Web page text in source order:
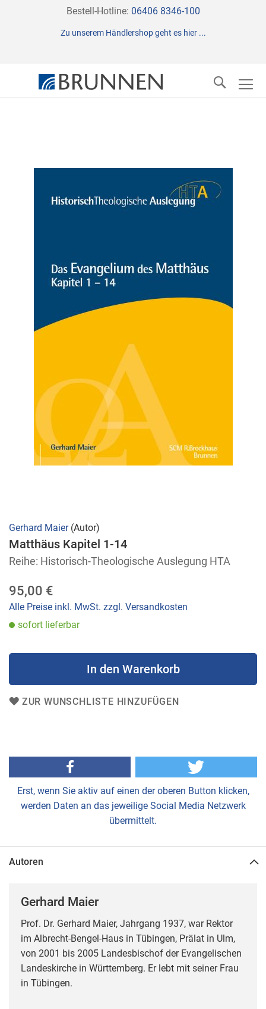
Direkt
Inhalt
Bestell-Hotline: 06406 8346-100
Zu unserem Händlershop geht es hier ...
Suche
Gerhard Maier(Autor)
Matthäus Kapitel 1-14
Reihe: Historisch-Theologische Auslegung HTA
95,00 €
Alle Preise inkl. MwSt. zzgl. Versandkosten
sofort lieferbar
In den Warenkorb
ZUR WUNSCHLISTE HINZUFÜGEN
Erst, wenn Sie aktiv auf einen der oberen Button klicken,
werden Daten an das jeweilige Social Media Netzwerk
übermittelt.
Autoren
Gerhard Maier
Prof. Dr. Gerhard Maier, Jahrgang 1937, war Rektor
im Albrecht-Bengel-Haus in Tübingen, Prälat in Ulm,
von 2001 bis 2005 Landesbischof der Evangelischen
Landeskirche in Württemberg. Er lebt mit seiner Frau
in Tübingen.